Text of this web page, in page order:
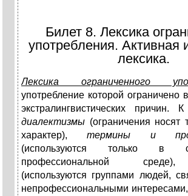
Билет 8. Лексика
употребления. Активная
лексика.
Лексика ограниченного
употребление которой ограничено
экстралингвистических причин.
диалектизмы (ограничения носят
характер),термины и
(используются только в
профессиональной
(используются группами людей,
непрофессиональными